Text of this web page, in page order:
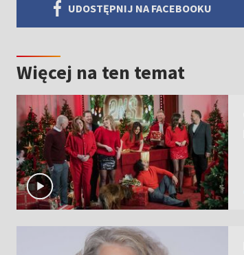
UDOSTĘPNIJ NA FACEBOOKU
Więcej na ten temat